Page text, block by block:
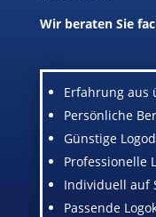
Wir beraten Sie
Erfahrung aus
Persönliche
Günstige
Professionelle
Individuell auf
Passende